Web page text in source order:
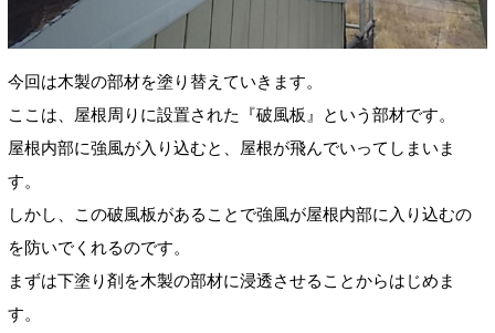
今回は木製の部材を塗り替えていきます。
ここは、屋根周りに設置された『破風板』という部材です。
屋根内部に強風が入り込むと、屋根が飛んでいってしまいま
す。
しかし、この破風板があることで強風が屋根内部に入り込むの
を防いでくれるのです。
まずは下塗り剤を木製の部材に浸透させることからはじめま
す。